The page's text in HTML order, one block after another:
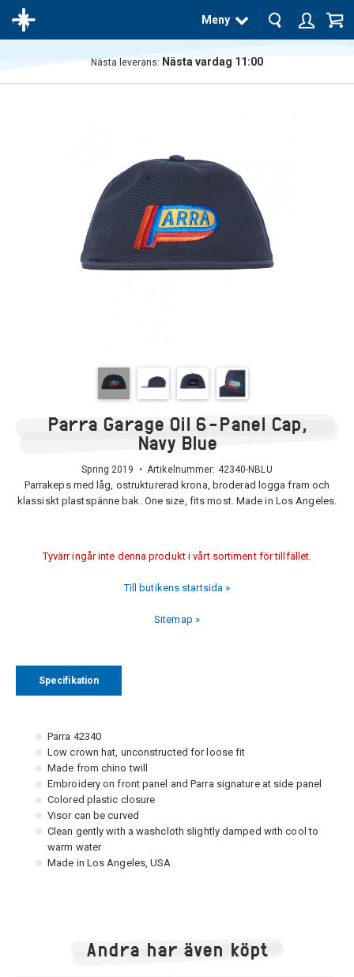
Meny
Nästa leverans: Nästa vardag 11:00
Parra Garage Oil 6-Panel Cap,
Navy Blue
Spring 2019 • Artikelnummer: 42340-NBLU
Parrakeps med låg, ostrukturerad krona, broderad logga fram och
klassiskt plastspänne bak. One size, fits most. Made in Los Angeles.
Tyvärr ingår inte denna produkt i vårt sortiment för tillfället.
Till butikens startsida »
Sitemap »
Specifikation
Parra 42340
Low crown hat, unconstructed for loose fit
Made from chino twill
Embroidery on front panel and Parra signature at side panel
Colored plastic closure
Visor can be curved
Clean gently with a washcloth slightly damped with cool to
warm water
Made in Los Angeles, USA
Andra har även köpt